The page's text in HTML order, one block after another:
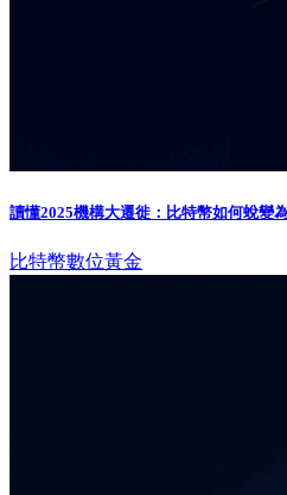
讀懂2025機構大遷徙：比特幣如何蛻變
比特幣數位黃金